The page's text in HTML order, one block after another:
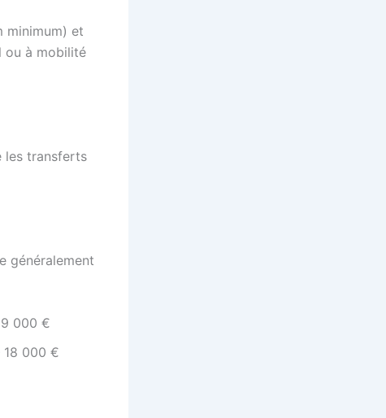
minimum) et
ou à mobilité
les transferts
généralement
9 000 €
18 000 €